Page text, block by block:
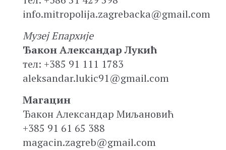
info.mitropolija.zagrebacka@gmail.com
Музеј Епархије
Ђакон Александар Лукић
тел: +385 91 111 1783
aleksandar.lukic91@gmail.com
Магацин
Ђакон Александар Миљановић
+385 91 61 65 388
magacin.zagreb@gmail.com